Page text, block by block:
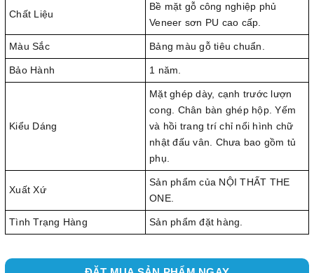
Chất Liệu
Bề mặt gỗ công nghiệp phủ
Veneer sơn PU cao cấp.
Màu Sắc Bảng màu gỗ tiêu chuẩn.
Bảo Hành 1 năm.
Kiểu Dáng
Mặt ghép dày, cạnh trước lượn
cong. Chân bàn ghép hộp. Yếm
và hồi trang trí chỉ nổi hình chữ
nhật đấu vân. Chưa bao gồm tủ
phụ.
Xuất Xứ
Sản phẩm của NỘI THẤT THE
ONE.
Tình Trạng Hàng Sản phẩm đặt hàng.